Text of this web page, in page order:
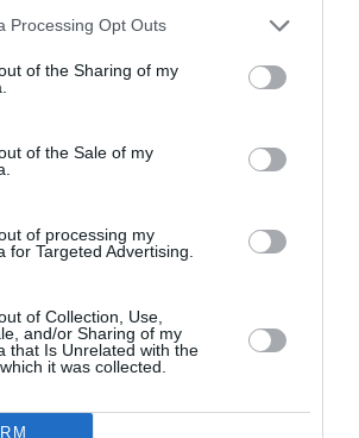
Processing Opt Outs
of the Sharing of my
of the Sale of my
of processing my
for Targeted Advertising.
of Collection, Use,
and/or Sharing of my
that Is Unrelated with the
it was collected.
θέλει, χωρίς να σκέφτεται τις
εξαιτίας της
περιεχομένου της, που είναι
άλλα μέσα, είναι κόκκινο πανί
πως μια γυναίκα, ειδικά αν
να περιορίζεται όσον
«ηθικό». Συνεπώς, πίσω από
για την απόφαση της
ο